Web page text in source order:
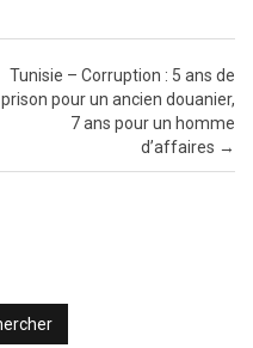
Tunisie – Corruption : 5 ans de
prison pour un ancien douanier,
7 ans pour un homme
d’affaires →